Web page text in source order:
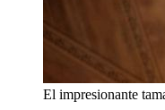
El impresionante